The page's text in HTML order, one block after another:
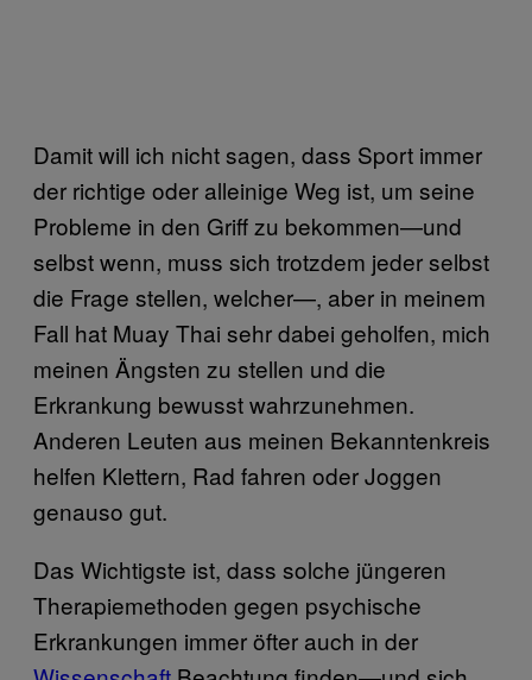
Damit will ich nicht sagen, dass Sport immer
der richtige oder alleinige Weg ist, um seine
Probleme in den Griff zu bekommen—und
selbst wenn, muss sich trotzdem jeder selbst
die Frage stellen, welcher—, aber in meinem
Fall hat Muay Thai sehr dabei geholfen, mich
meinen Ängsten zu stellen und die
Erkrankung bewusst wahrzunehmen.
Anderen Leuten aus meinen Bekanntenkreis
helfen Klettern, Rad fahren oder Joggen
genauso gut.
Das Wichtigste ist, dass solche jüngeren
Therapiemethoden gegen psychische
Erkrankungen immer öfter auch in der